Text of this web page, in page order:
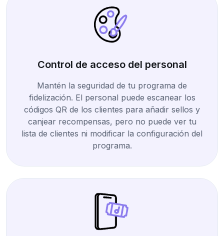
Control de acceso del personal
Mantén la seguridad de tu programa de
fidelización. El personal puede escanear los
códigos QR de los clientes para añadir sellos y
canjear recompensas, pero no puede ver tu
lista de clientes ni modificar la configuración del
programa.